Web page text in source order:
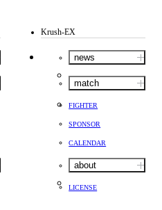
Krush-EX
news
match
FIGHTER
SPONSOR
CALENDAR
about
LICENSE